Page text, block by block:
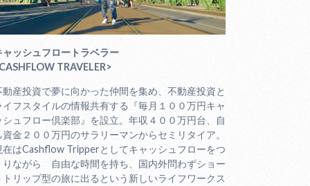
ャッシュフロートラベラー
TRAVELER>
動産投資で夢に向かった仲間を集め、不動産投資と
イフスタイルの情報共有する『毎月１００万円キャ
シュフロー倶楽部』を設立。年収４００万円台、自
資金２００万円のサラリーマンからセミリタイア。
在はCashflow Tripperとしてキャッシュフローをつ
りながら 自由な時間を持ち、国内外問わずショー
トリップ型の旅に出るという新しいライフワークス